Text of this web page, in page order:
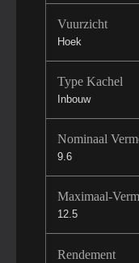
Vuurzicht
Hoek
Type Kachel
Inbouw
Nominaal
9.6
Maximaal-
12.5
Rendement